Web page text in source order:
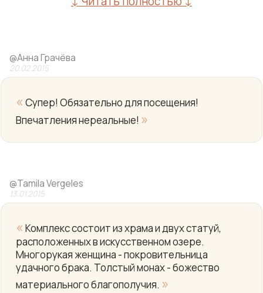
Yo
@Анна Грачёва
20.02.2015
« Супер! Обязательно для посещения!
Впечатления нереальные! »
@Tamila Vergeles
13.01.2015
« Комплекс состоит из храма и двух статуй,
расположенных в искусственном озере.
Многорукая женщина - покровительница
удачного брака. Толстый монах - божество
материального благополучия. »